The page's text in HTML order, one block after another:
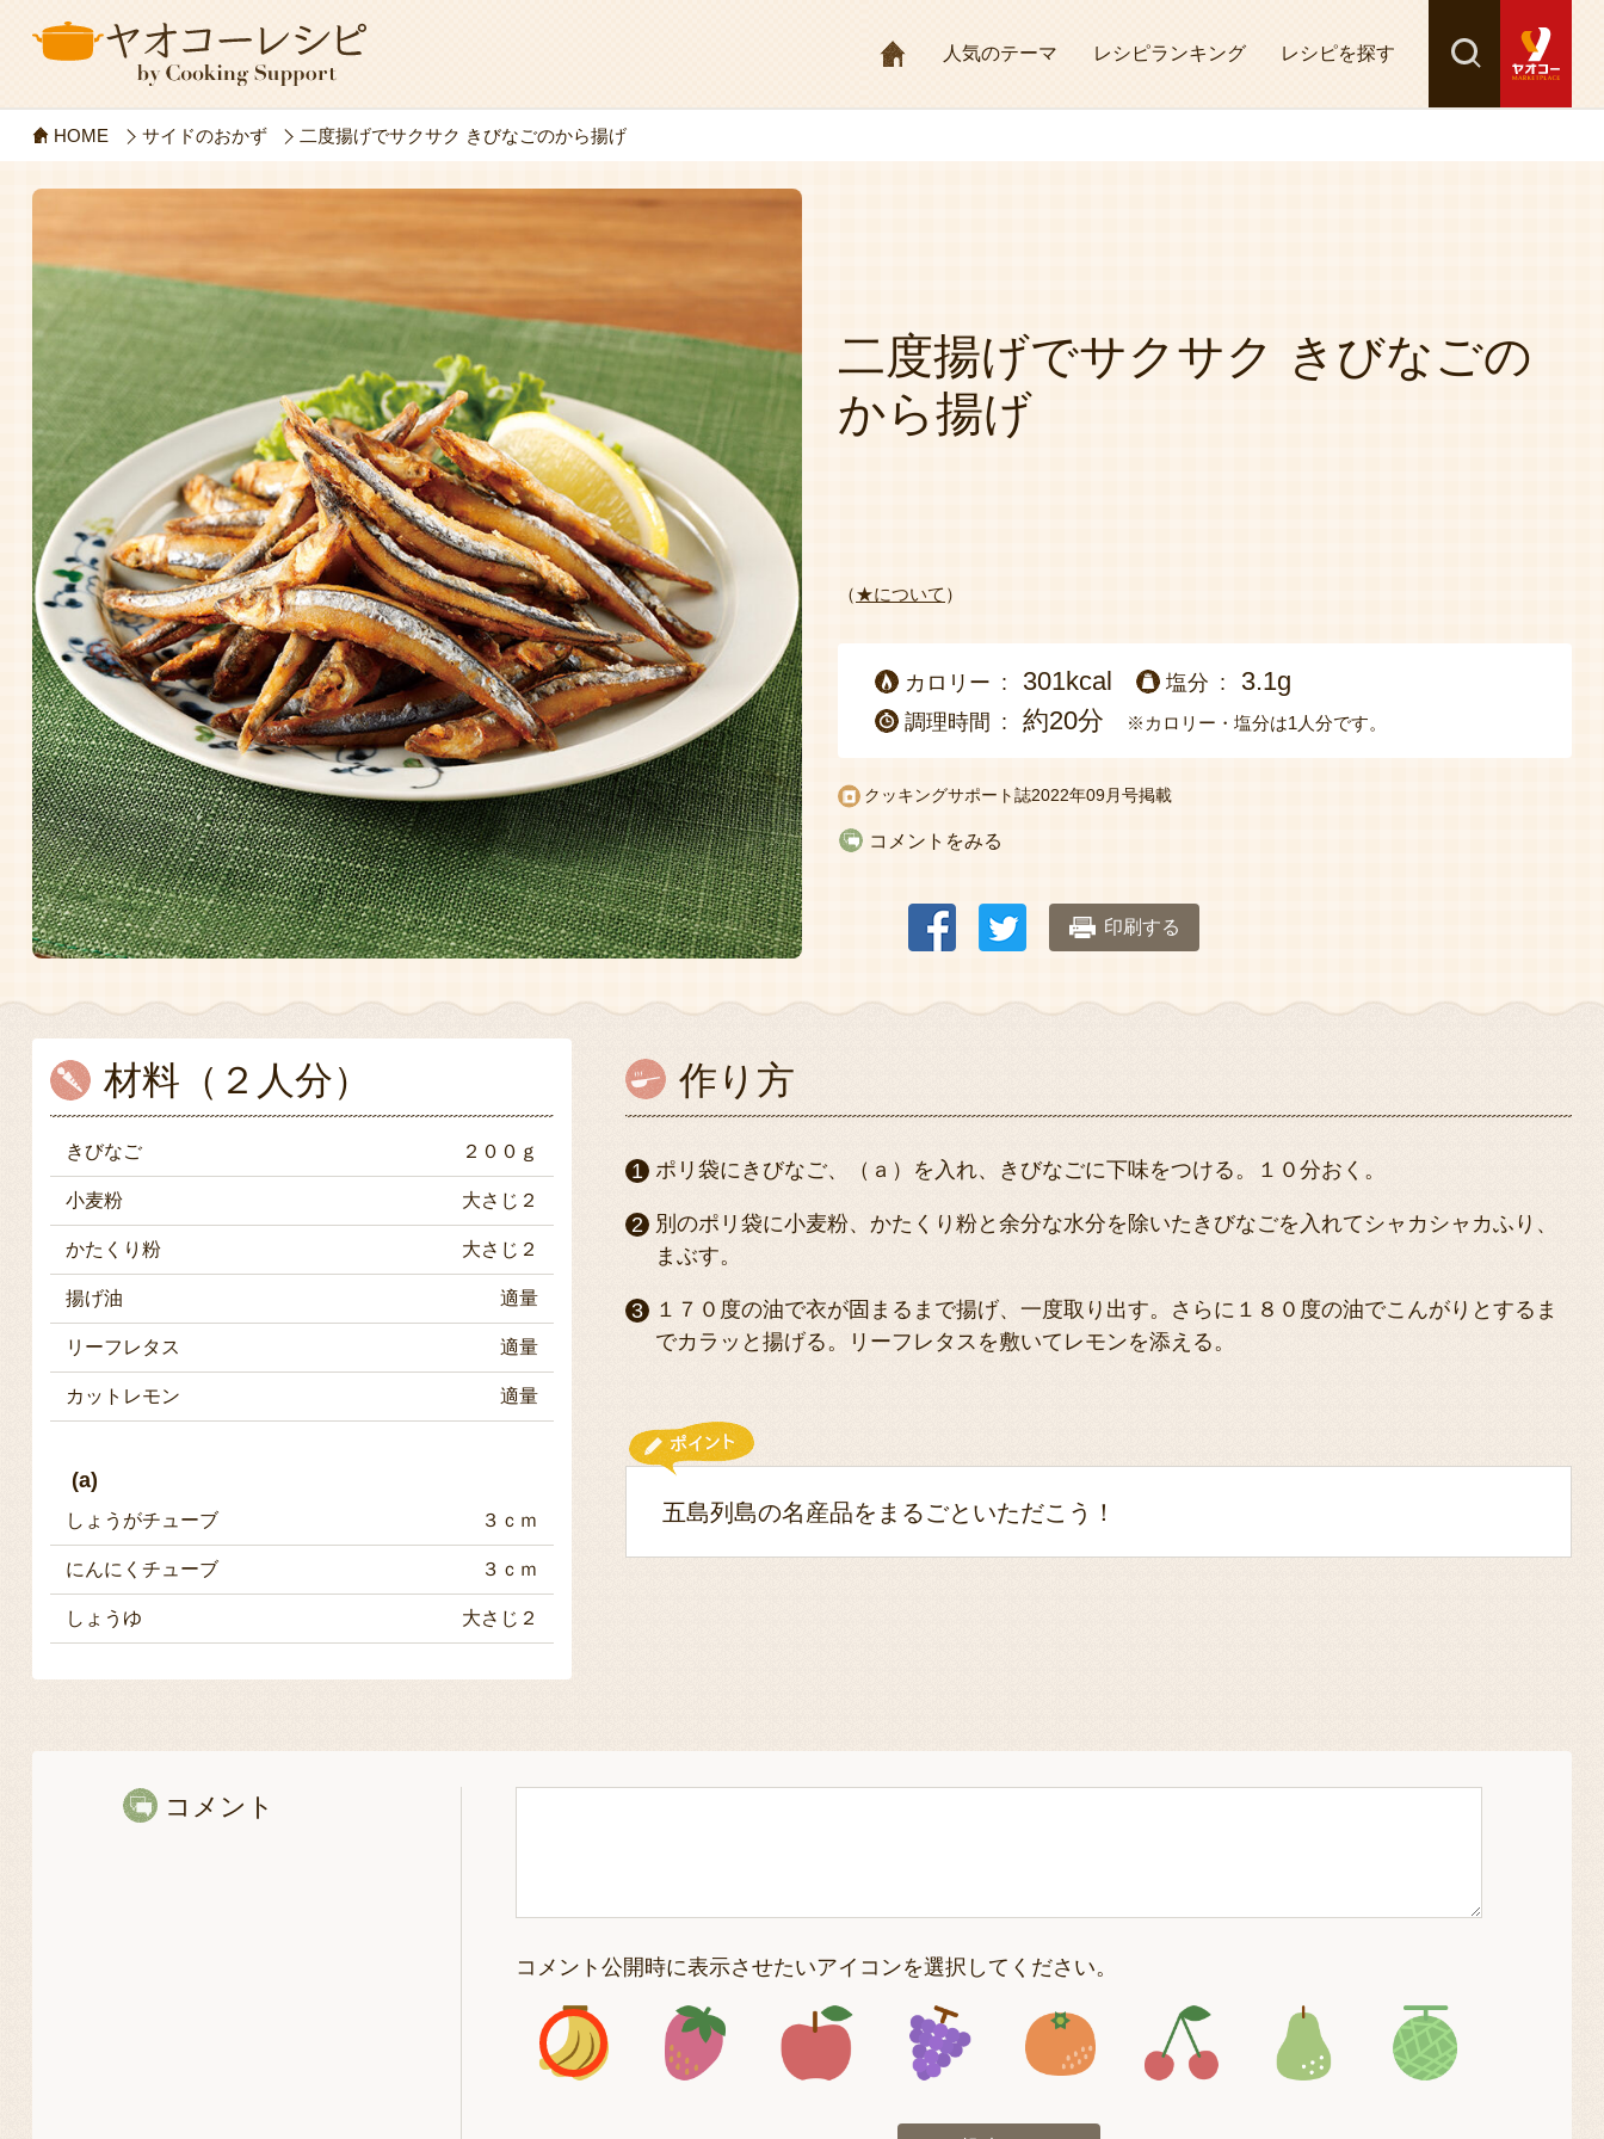
HOME人気のテーマ レシピランキング レシピを探す 検索
探す
HOME サイドのおかず 二度揚げでサクサク きびなごのから揚げ
二度揚げでサクサク きびなごの
から揚げ
（★について ）
カロリー 301kcal 塩分 3.1g
調理時間 約20分 ※カロリー・塩分は1人分です。
クッキングサポート誌2022年09月号掲載
コメントをみる
印刷する
材料（２人分）
きびなご ２００ｇ
小麦粉 大さじ２
かたくり粉 大さじ２
揚げ油 適量
リーフレタス 適量
カットレモン 適量
(a)
しょうがチューブ ３ｃｍ
にんにくチューブ ３ｃｍ
しょうゆ 大さじ２
作り方
ポリ袋にきびなご、（ａ）を入れ、きびなごに下味をつける。１０分おく。
別のポリ袋に小麦粉、かたくり粉と余分な水分を除いたきびなごを入れてシャカシャカふり、
まぶす。
１７０度の油で衣が固まるまで揚げ、一度取り出す。さらに１８０度の油でこんがりとするま
でカラッと揚げる。リーフレタスを敷いてレモンを添える。
五島列島の名産品をまるごといただこう！
コメント
コメント公開時に表示させたいアイコンを選択してください。
アイコン1 アイコン2 アイコン3 アイコン4 アイコン5 アイコン6 アイコン7